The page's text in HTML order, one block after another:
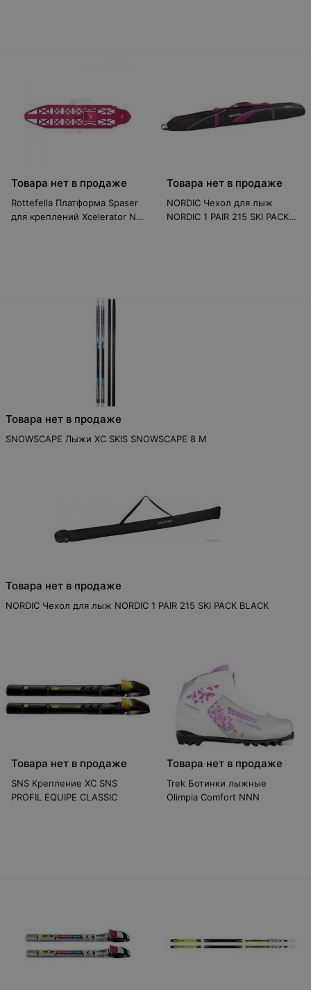
Товара нет в продаже
Rottefella Платформа Spaser
для креплений Xcelerator NIS
Товара нет в продаже
NORDIC Чехол для лыж
NORDIC 1 PAIR 215 SKI PACK
Товара нет в продаже
SNOWSCAPE Лыжи XC SKIS SNOWSCAPE 8 M
Товара нет в продаже
NORDIC Чехол для лыж NORDIC 1 PAIR 215 SKI PACK BLACK
Товара нет в продаже
SNS Крепление XC SNS
PROFIL EQUIPE CLASSIC
Товара нет в продаже
Trek Ботинки лыжные
Olimpia Сomfort NNN